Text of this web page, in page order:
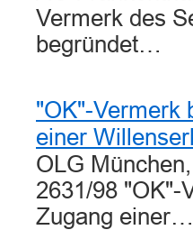
Vermerk des
begründet…
"OK"-Vermerk
einer
OLG
2631/98 "OK"-
Zugang einer…